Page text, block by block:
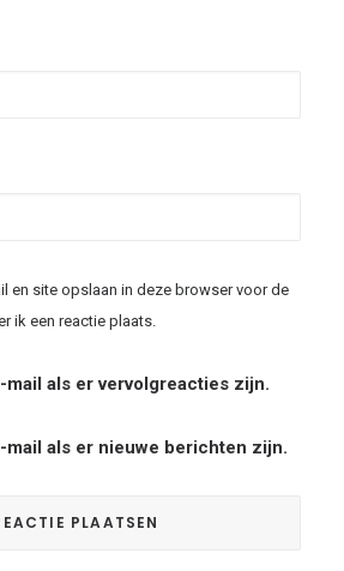
en site opslaan in deze browser voor de
ik een reactie plaats.
als er vervolgreacties zijn.
mail als er nieuwe berichten zijn.